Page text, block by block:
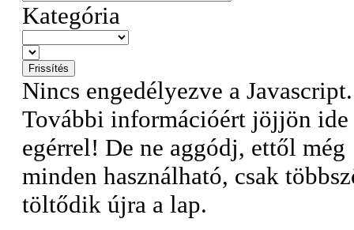
Kategória
Nincs engedélyezve a Javascript.
További információért jöjjön ide
egérrel! De ne aggódj, ettől még
minden használható, csak
töltődik újra a lap.